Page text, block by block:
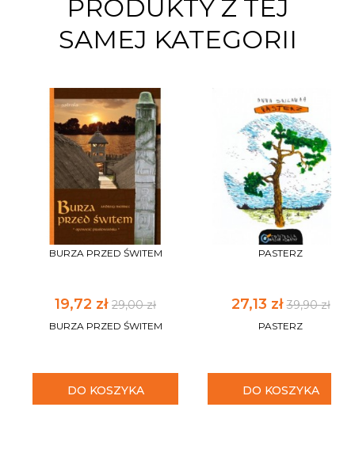
PRODUKTY Z TEJ
SAMEJ KATEGORII
BURZA PRZED ŚWITEM
19,72 zł 29,00 zł
BURZA PRZED ŚWITEM
DO KOSZYKA
PASTERZ
27,13 zł39,90 zł
PASTERZ
DO KOSZYKA